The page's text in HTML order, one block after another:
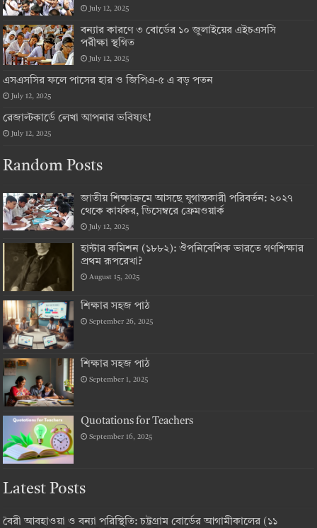
July 12, 2025
বন্যার কারণে ৩ বোর্ডের ১০ জুলাইয়ের এইচএসসি
পরীক্ষা স্থগিত
July 12, 2025
এসএসসির ফলে পাসের হার ও জিপিএ-৫ এ বড় পতন
July 12, 2025
রেজাল্টকার্ডে লেখা আপনার ভবিষ্যৎ!
July 12, 2025
Random Posts
জাতীয় শিক্ষাক্রমে আসছে যুগান্তকারী পরিবর্তন: ২০২৭
থেকে কার্যকর, ডিসেম্বরে ফ্রেমওয়ার্ক
July 12, 2025
হান্টার কমিশন (১৮৮২): ঔপনিবেশিক ভারতে গণশিক্ষার
প্রথম রূপরেখা?
August 15, 2025
শিক্ষার সহজ পাঠ
September 26, 2025
শিক্ষার সহজ পাঠ
September 1, 2025
Quotations for Teachers
September 16, 2025
Latest Posts
বৈরী আবহাওয়া ও বন্যা পরিস্থিতি: চট্টগ্রাম বোর্ডের আগামীকালের (১১